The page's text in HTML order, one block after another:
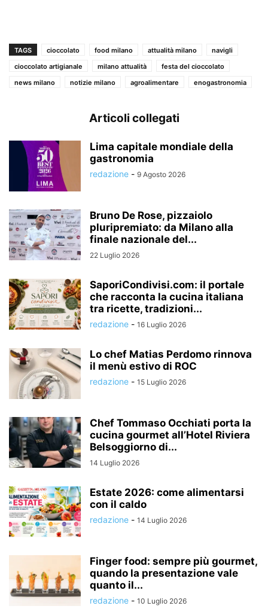
TAGS cioccolato food milano attualità milano
navigli
cioccolato artigianale
milano attualità
festa del cioccolato
news milano
notizie milano agroalimentare enogastronomia
Articoli collegati
Lima capitale mondiale della
gastronomia
redazione - 9 Agosto 2026
Bruno De Rose, pizzaiolo
pluripremiato: da Milano alla
finale nazionale del...
22 Luglio 2026
SaporiCondivisi.com: il portale
che racconta la cucina italiana
tra ricette, tradizioni...
redazione - 16 Luglio 2026
Lo chef Matias Perdomo rinnova
il menù estivo di ROC
redazione - 15 Luglio 2026
Chef Tommaso Occhiati porta la
cucina gourmet all’Hotel Riviera
Belsoggiorno di...
14 Luglio 2026
Estate 2026: come alimentarsi
con il caldo
redazione - 14 Luglio 2026
Finger food: sempre più gourmet,
quando la presentazione vale
quanto il...
redazione - 10 Luglio 2026